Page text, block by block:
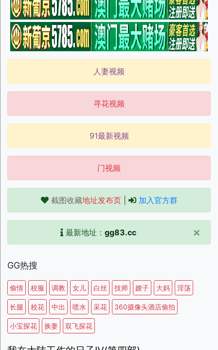
人妻视频
寻花视频
91最新视频
门视频
截图收藏地址发布页| 加入官方群
最新地址： gg83.cc ×
GG热搜
偷情 校服 调教 女儿 白丝 技师 嫂子 大妈 淫荡
长腿 校花 中出 喷水 采花 360摄像头酒店偷拍
小宝探花 换妻 双飞探花